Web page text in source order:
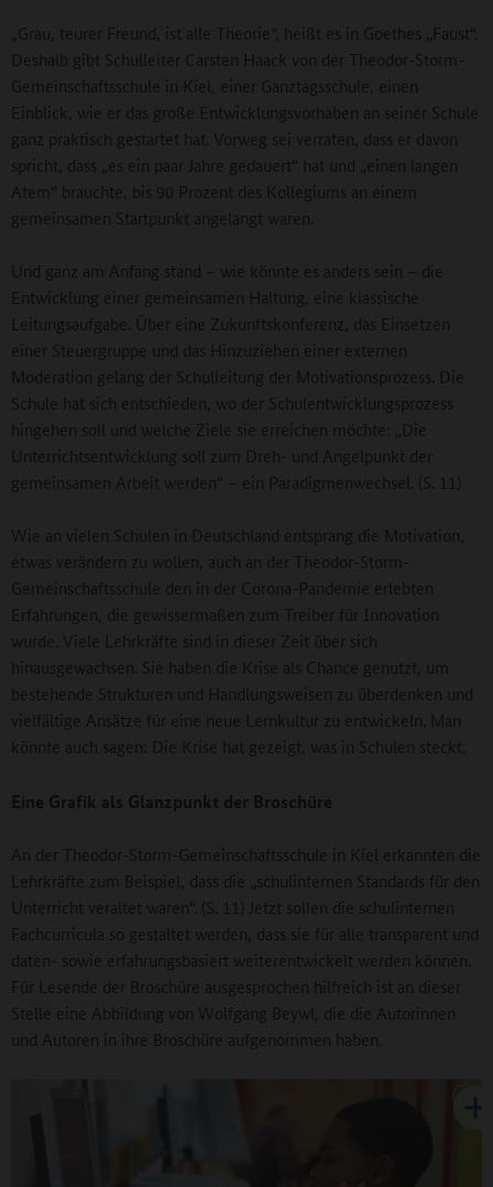
„Grau, teurer Freund, ist alle Theorie“, heißt es in Goethes „Faust“.
Deshalb gibt Schulleiter Carsten Haack von der Theodor-Storm-
Gemeinschaftsschule in Kiel, einer Ganztagsschule, einen
Einblick, wie er das große Entwicklungsvorhaben an seiner Schule
ganz praktisch gestartet hat. Vorweg sei verraten, dass er davon
spricht, dass „es ein paar Jahre gedauert“ hat und „einen langen
Atem“ brauchte, bis 90 Prozent des Kollegiums an einem
gemeinsamen Startpunkt angelangt waren.
Und ganz am Anfang stand – wie könnte es anders sein – die
Entwicklung einer gemeinsamen Haltung, eine klassische
Leitungsaufgabe. Über eine Zukunftskonferenz, das Einsetzen
einer Steuergruppe und das Hinzuziehen einer externen
Moderation gelang der Schulleitung der Motivationsprozess. Die
Schule hat sich entschieden, wo der Schulentwicklungsprozess
hingehen soll und welche Ziele sie erreichen möchte: „Die
Unterrichtsentwicklung soll zum Dreh- und Angelpunkt der
gemeinsamen Arbeit werden“ – ein Paradigmenwechsel. (S. 11)
Wie an vielen Schulen in Deutschland entsprang die Motivation,
etwas verändern zu wollen, auch an der Theodor-Storm-
Gemeinschaftsschule den in der Corona-Pandemie erlebten
Erfahrungen, die gewissermaßen zum Treiber für Innovation
wurde. Viele Lehrkräfte sind in dieser Zeit über sich
hinausgewachsen. Sie haben die Krise als Chance genutzt, um
bestehende Strukturen und Handlungsweisen zu überdenken und
vielfältige Ansätze für eine neue Lernkultur zu entwickeln. Man
könnte auch sagen: Die Krise hat gezeigt, was in Schulen steckt.
Eine Grafik als Glanzpunkt der Broschüre
An der Theodor-Storm-Gemeinschaftsschule in Kiel erkannten die
Lehrkräfte zum Beispiel, dass die „schulinternen Standards für den
Unterricht veraltet waren“. (S. 11) Jetzt sollen die schulinternen
Fachcurricula so gestaltet werden, dass sie für alle transparent und
daten- sowie erfahrungsbasiert weiterentwickelt werden können.
Für Lesende der Broschüre ausgesprochen hilfreich ist an dieser
Stelle eine Abbildung von Wolfgang Beywl, die die Autorinnen
und Autoren in ihre Broschüre aufgenommen haben.